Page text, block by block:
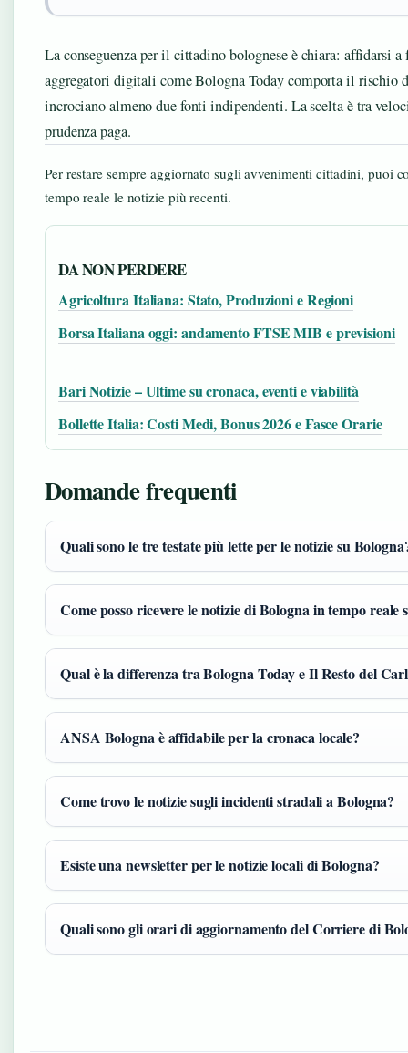
La conseguenza per il cittadino bolognese è chiara: affidarsi
aggregatori digitali come Bologna Today comporta il rischio
incrociano almeno due fonti indipendenti. La scelta è tra
prudenza paga.
Per restare sempre aggiornato sugli avvenimenti cittadini, puoi
tempo reale le notizie più recenti.
DA NON PERDERE
Agricoltura Italiana: Stato, Produzioni e Regioni
Borsa Italiana oggi: andamento FTSE MIB e previsioni
Bari Notizie – Ultime su cronaca, eventi e viabilità
Bollette Italia: Costi Medi, Bonus 2026 e Fasce Orarie
Domande frequenti
Quali sono le tre testate più lette per le notizie su
Come posso ricevere le notizie di Bologna in tempo reale
Qual è la differenza tra Bologna Today e Il Resto del
ANSA Bologna è affidabile per la cronaca locale?
Come trovo le notizie sugli incidenti stradali a Bologna?
Esiste una newsletter per le notizie locali di Bologna?
Quali sono gli orari di aggiornamento del Corriere di